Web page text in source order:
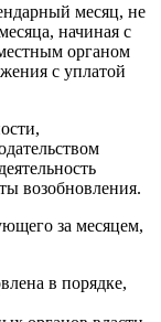
месяц, не
начиная с
органом
с уплатой
возобновления.
за месяцем,
в порядке,